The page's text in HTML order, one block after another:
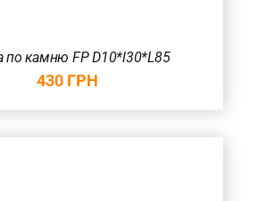
по камню FP D10*l30*L85
430 ГРН